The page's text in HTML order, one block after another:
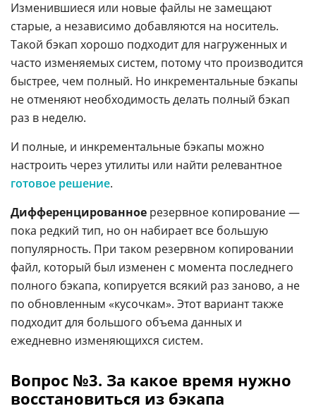
Изменившиеся или новые файлы не замещают
старые, а независимо добавляются на носитель.
Такой бэкап хорошо подходит для нагруженных и
часто изменяемых систем, потому что производится
быстрее, чем полный. Но инкрементальные бэкапы
не отменяют необходимость делать полный бэкап
раз в неделю.
И полные, и инкрементальные бэкапы можно
настроить через утилиты или найти релевантное
готовое решение.
Дифференцированное резервное копирование —
пока редкий тип, но он набирает все большую
популярность. При таком резервном копировании
файл, который был изменен с момента последнего
полного бэкапа, копируется всякий раз заново, а не
по обновленным «кусочкам». Этот вариант также
подходит для большого объема данных и
ежедневно изменяющихся систем.
Вопрос №3. За какое время нужно
восстановиться из бэкапа